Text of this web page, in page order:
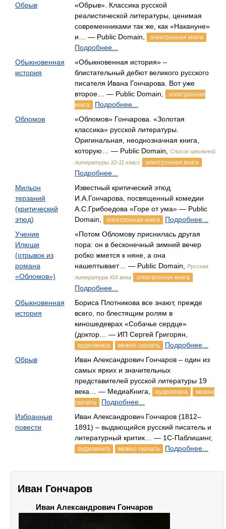
Обрыв
«Обрыв». Классика русской
реалистической литературы, ценимая
современниками так же, как «Накануне»
и… — Public Domain,
электронная книга
Подробнее...
Обыкновенная
история
«Обыкновенная история» –
блистательный дебют великого русского
писателя Ивана Гончарова. Вот уже
второе… — Public Domain,
электронная
книга
Подробнее...
Обломов
«Обломов» Гончарова. «Золотая
классика» русской литературы.
Оригинальная, неоднозначная книга,
которую… — Public Domain,
Список школьной
литературы 10-11 класс
электронная книга
Подробнее...
Мильон
терзаний
(критический
этюд)
Известный критический этюд
И.А.Гончарова, посвященный комедии
А.С.Грибоедова «Горе от ума» — Public
Domain,
электронная книга
Подробнее...
Учение
Илюши
(отрывок из
романа
«Обломов»)
«Потом Обломову приснилась другая
пора: он в бесконечный зимний вечер
робко жмется к няне, а она
нашептывает… — Public Domain,
Русская
литература XIX века
электронная книга
Подробнее...
Обыкновенная
история
Бориса Плотникова все знают, прежде
всего, по блестящим ролям в
киношедеврах «Собачье сердце»
(доктор… — ИП Сергей Григорян,
аудиокнига можно скачать
Подробнее...
Обрыв
Иван Александрович Гончаров – один из
самых ярких и значительных
представителей русской литературы 19
века… — МедиаКнига,
аудиокнига
можно
скачать
Подробнее...
Избранные
повести
Иван Александрович Гончаров (1812–
1891) – выдающийся русский писатель и
литературный критик… — 1С-Паблишинг,
аудиокнига можно скачать Подробнее...
Иван Гончаров
Иван Александрович Гончаров